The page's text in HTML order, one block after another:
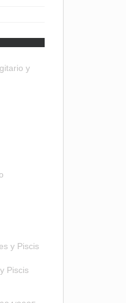
y
y Piscis
Piscis